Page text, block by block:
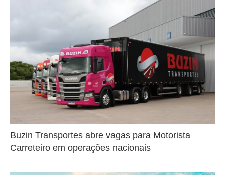
Buzin Transportes abre vagas para Motorista
Carreteiro em operações nacionais